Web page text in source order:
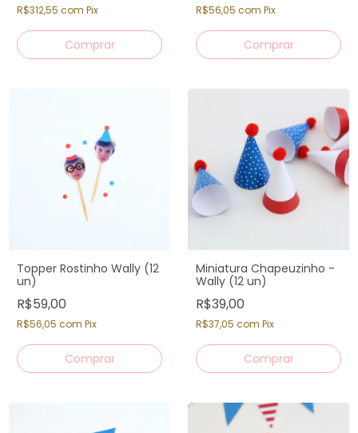
R$312,55 com Pix R$56,05 com Pix
Topper Rostinho Wally (12
un)
R$59,00
R$56,05 com Pix
Miniatura Chapeuzinho -
Wally (12 un)
R$39,00
R$37,05 com Pix